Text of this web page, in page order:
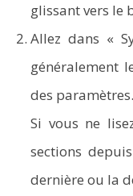
glissant vers le
Allez dans «
généralement
des
Si vous ne
sections
dernière ou la